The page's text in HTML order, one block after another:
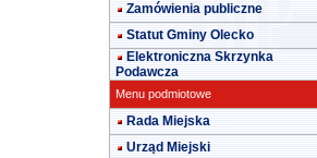
Zamówienia publiczne
Statut Gminy Olecko
Elektroniczna Skrzynka
Podawcza
Menu podmiotowe
Rada Miejska
Urząd Miejski